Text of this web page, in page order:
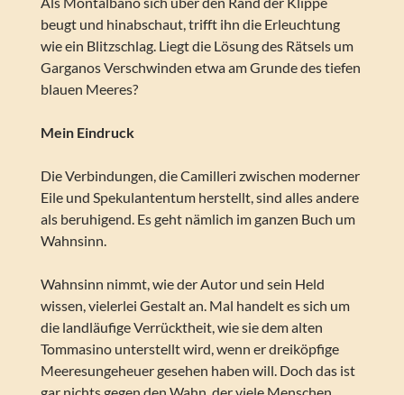
beugt und hinabschaut, trifft ihn die Erleuchtung
wie ein Blitzschlag. Liegt die Lösung des Rätsels um
Garganos Verschwinden etwa am Grunde des tiefen
blauen Meeres?
Mein Eindruck
Die Verbindungen, die Camilleri zwischen moderner
Eile und Spekulantentum herstellt, sind alles andere
als beruhigend. Es geht nämlich im ganzen Buch um
Wahnsinn.
Wahnsinn nimmt, wie der Autor und sein Held
wissen, vielerlei Gestalt an. Mal handelt es sich um
die landläufige Verrücktheit, wie sie dem alten
Tommasino unterstellt wird, wenn er dreiköpfige
Meeresungeheuer gesehen haben will. Doch das ist